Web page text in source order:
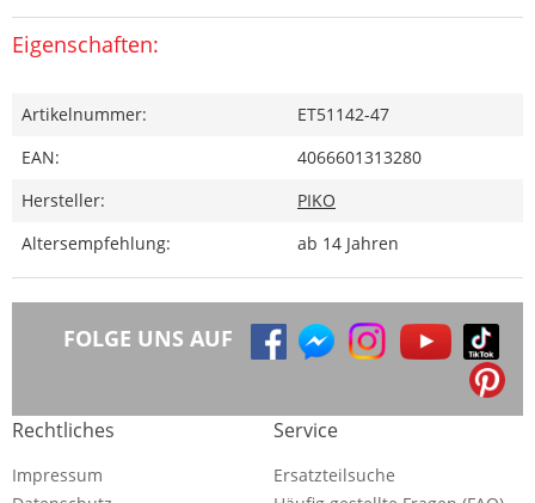
Eigenschaften:
Artikelnummer:
ET51142-47
EAN:
4066601313280
Hersteller:
PIKO
Altersempfehlung:
ab 14 Jahren
FOLGE UNS AUF
Rechtliches
Impressum
Service
Ersatzteilsuche